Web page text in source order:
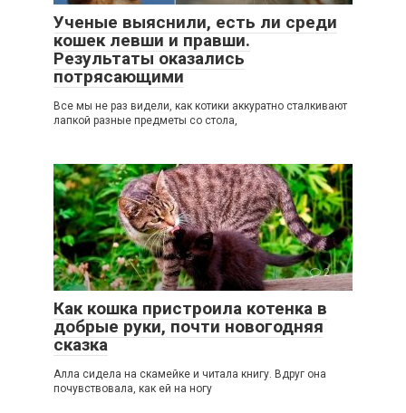
Ученые выяснили, есть ли среди
кошек левши и правши.
Результаты оказались
потрясающими
Все мы не раз видели, как котики аккуратно сталкивают
лапкой разные предметы со стола,
2
Как кошка пристроила котенка в
добрые руки, почти новогодняя
сказка
Алла сидела на скамейке и читала книгу. Вдруг она
почувствовала, как ей на ногу